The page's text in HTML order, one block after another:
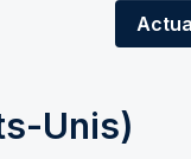
Unis)